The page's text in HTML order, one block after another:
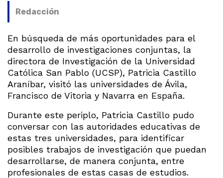
Redacción
En búsqueda de más oportunidades para el
desarrollo de investigaciones conjuntas, la
directora de Investigación de la Universidad
Católica San Pablo (UCSP), Patricia Castillo
Araníbar, visitó las universidades de Ávila,
Francisco de Vitoria y Navarra en España.
Durante este periplo, Patricia Castillo pudo
conversar con las autoridades educativas de
estas tres universidades, para identificar
posibles trabajos de investigación que puedan
desarrollarse, de manera conjunta, entre
profesionales de estas casas de estudios.